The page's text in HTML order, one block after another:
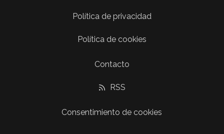
Política de privacidad
Política de cookies
Contacto
RSS
Consentimiento de cookies